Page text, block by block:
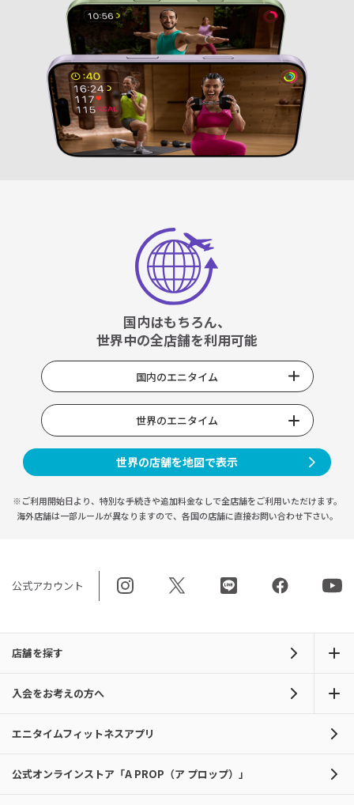
国内はもちろん、
世界中の全店舗を利用可能
国内のエニタイム
世界のエニタイム
世界の店舗を地図で表示
※ご利用開始日より、特別な手続きや追加料金なしで全店舗をご利用いただけます。
海外店舗は一部ルールが異なりますので、 各国の店舗に直接お問い合わせ下さい。
公式アカウント
店舗を探す
入会をお考えの方へ
エニタイムフィットネスアプリ
公式オンラインストア「A PROP（ア プロップ）」